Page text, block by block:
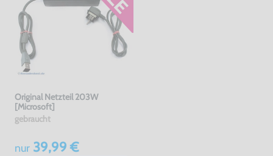
Original Netzteil 203W
[Microsoft]
gebraucht
nur39,99 €